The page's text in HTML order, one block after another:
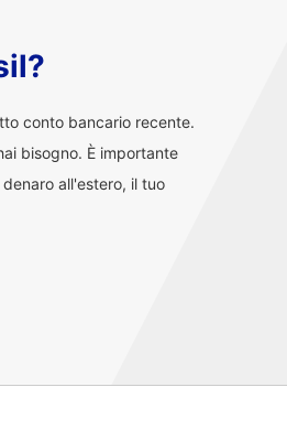
conto bancario recente.
bisogno. È importante
all'estero, il tuo